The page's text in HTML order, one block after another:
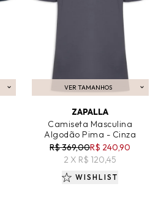
VER TAMANHOS
ADICIONAR AO CARRINHO
ZAPALLA
Camiseta Masculina
Algodão Pima - Cinza
R$ 369,00R$ 240,90
2 X R$ 120,45
WISHLIST